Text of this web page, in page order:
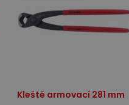
Kleště armovací 281 mm